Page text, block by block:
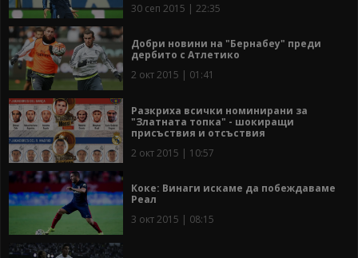
30 сеп 2015 | 22:35
Добри новини на "Бернабеу" преди
дербито с Атлетико
2 окт 2015 | 01:41
Разкриха всички номинирани за
"Златната топка" - шокиращи
присъствия и отсъствия
2 окт 2015 | 10:57
Коке: Винаги искаме да побеждаваме
Реал
3 окт 2015 | 08:15